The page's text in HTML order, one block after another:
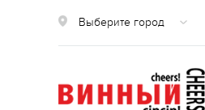
Выберите город